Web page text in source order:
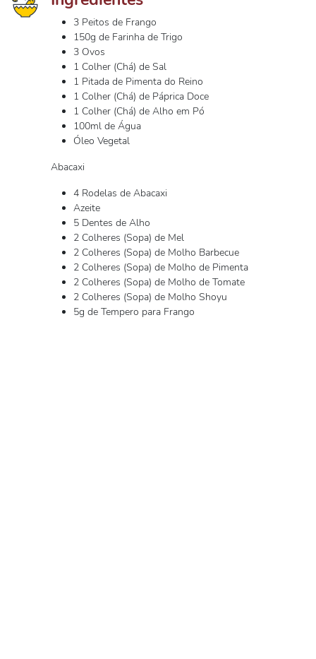
3 Peitos de Frango
150g de Farinha de Trigo
3 Ovos
1 Colher (Chá) de Sal
1 Pitada de Pimenta do Reino
1 Colher (Chá) de Páprica Doce
1 Colher (Chá) de Alho em Pó
100ml de Água
Óleo Vegetal
Abacaxi
4 Rodelas de Abacaxi
Azeite
5 Dentes de Alho
2 Colheres (Sopa) de Mel
2 Colheres (Sopa) de Molho Barbecue
2 Colheres (Sopa) de Molho de Pimenta
2 Colheres (Sopa) de Molho de Tomate
2 Colheres (Sopa) de Molho Shoyu
5g de Tempero para Frango